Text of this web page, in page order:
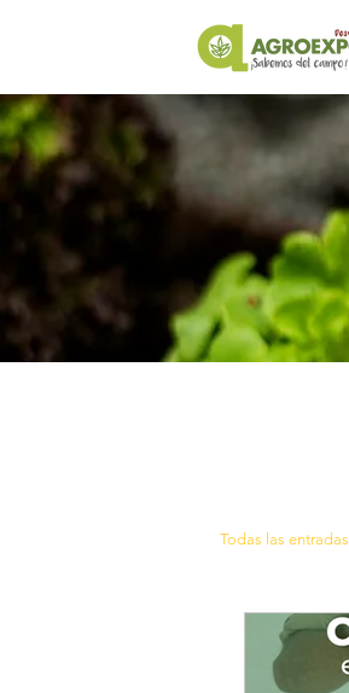
Todas las entradas